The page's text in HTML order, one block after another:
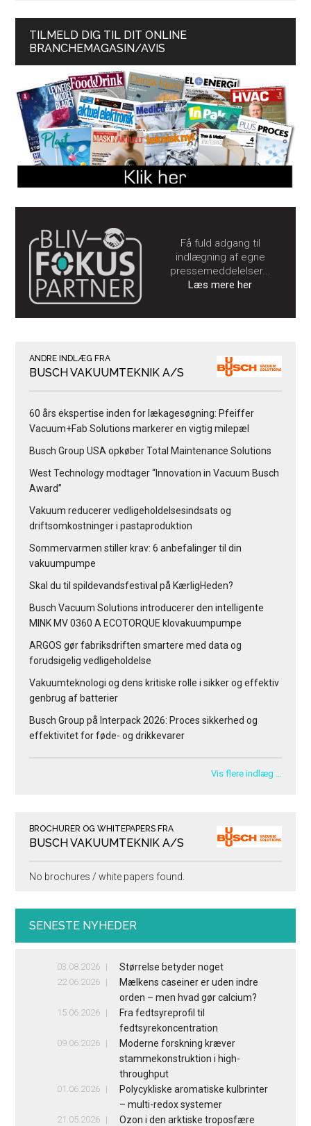
TILMELD DIG TIL DIT ONLINE
BRANCHEMAGASIN/AVIS
Få fuld adgang til
indlægning af egne
pressemeddelelser...
Læs mere her
ANDRE INDLÆG FRA
BUSCH VAKUUMTEKNIK A/S
60 års ekspertise inden for lækagesøgning: Pfeiffer
Vacuum+Fab Solutions markerer en vigtig milepæl
Busch Group USA opkøber Total Maintenance Solutions
West Technology modtager “Innovation in Vacuum Busch
Award”
Vakuum reducerer vedligeholdelsesindsats og
driftsomkostninger i pastaproduktion
Sommervarmen stiller krav: 6 anbefalinger til din
vakuumpumpe
Skal du til spildevandsfestival på KærligHeden?
Busch Vacuum Solutions introducerer den intelligente
MINK MV 0360 A ECOTORQUE klovakuumpumpe
ARGOS gør fabriksdriften smartere med data og
forudsigelig vedligeholdelse
Vakuumteknologi og dens kritiske rolle i sikker og effektiv
genbrug af batterier
Busch Group på Interpack 2026: Proces sikkerhed og
effektivitet for føde- og drikkevarer
Vis flere indlæg …
BROCHURER OG WHITEPAPERS FRA
BUSCH VAKUUMTEKNIK A/S
No brochures / white papers found.
SENESTE NYHEDER
03.08.2026 Størrelse betyder noget
22.06.2026
Mælkens caseiner er uden indre
orden – men hvad gør calcium?
15.06.2026
Fra fedtsyreprofil til
fedtsyrekoncentration
09.06.2026
Moderne forskning kræver
stammekonstruktion i high-
throughput
01.06.2026
Polycykliske aromatiske kulbrinter
– multi-redox systemer
21.05.2026 Ozon i den arktiske troposfære